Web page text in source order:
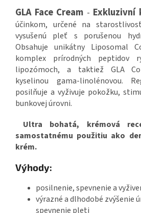
GLA Face Cream - Exkluzivní
účinkom, určené na
vysušenú pleť s porušenou
Obsahuje unikátny Liposomal
komplex prírodných peptidov
lipozómoch, a taktiež GLA
kyselinou gama-linolénovou.
posilňuje a vyživuje pokožku,
bunkovej úrovni.
Ultra bohatá, krémová
samostatnému použitiu ako
krém.
Výhody:
posilnenie, spevnenie a
výrazné a dlhodobé zvýšenie
spevnenie pleti